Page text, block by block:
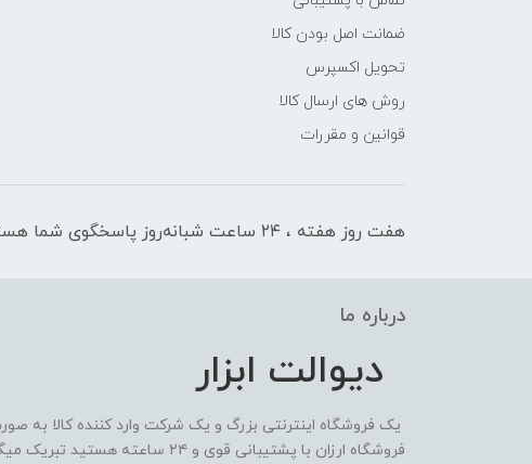
ضمانت اصل بودن کالا
تحویل اکسپرس
روش های ارسال کالا
قوانین و مقررات
هفت روز هفته ، ۲۴ ساعت شبانه‌روز پاسخگوی شما هستیم
درباره ما
دیوالت ابزار
یک فروشگاه اینترنتی بزرگ و یک شرکت وارد کننده کالا به
فروشگاه ارزان با پشتیبانی قوی و